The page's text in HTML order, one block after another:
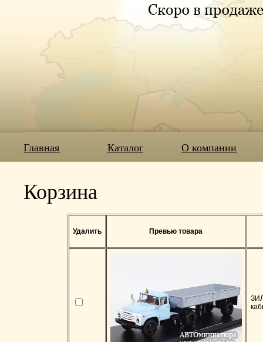
Главная Каталог О компании
Корзина
Удалить Превью товара